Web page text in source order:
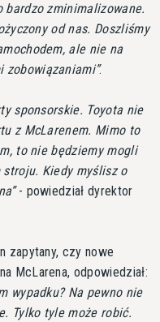
bardzo zminimalizowane.
od nas. Doszliśmy
ale nie na
zobowiązaniami .
sponsorskie. Toyota nie
z McLarenem. Mimo to
to nie będziemy mogli
stroju. Kiedy myślisz o
- powiedział dyrektor
zapytany, czy nowe
McLarena, odpowiedział:
wypadku? Na pewno nie
Tylko tyle może robić.